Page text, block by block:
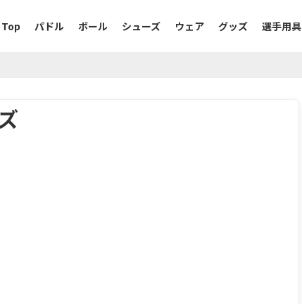
Top パドル ボール シューズ ウェア グッズ 選手用具